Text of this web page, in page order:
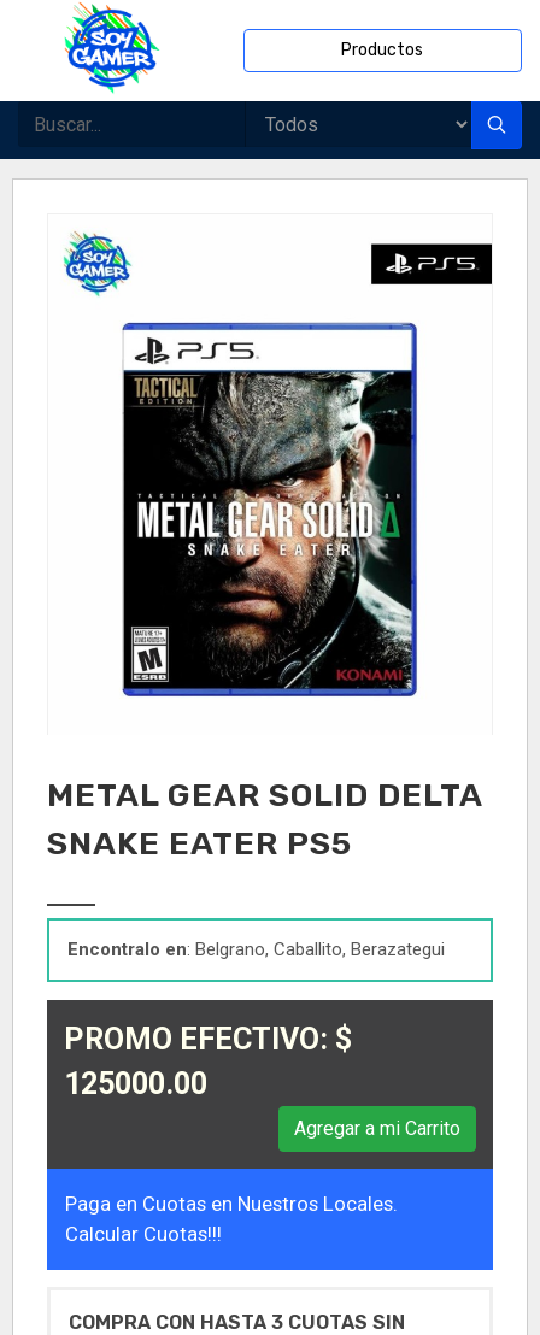
Productos
METAL GEAR SOLID DELTA
SNAKE EATER PS5
Encontralo en: Belgrano, Caballito, Berazategui
PROMO EFECTIVO: $
125000.00
Agregar a mi Carrito
Paga en Cuotas en Nuestros Locales.
Calcular Cuotas!!!
COMPRA CON HASTA 3 CUOTAS SIN